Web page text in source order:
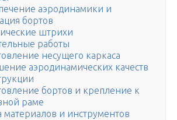
аэродинамики и
бортов
штрихи
работы
несущего каркаса
аэродинамических качеств
бортов и крепление к
раме
материалов и инструментов